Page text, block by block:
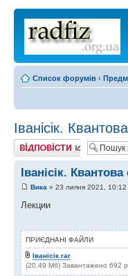
Список форумів ‹
Іванісік.
Відповісти
Іванісік.
Вика » 23 липня 2021, 10:12
Лекции
ПРИЄДНАНІ ФАЙЛИ
Іванісік.rar
(20.49 Мб) Завантажено 692